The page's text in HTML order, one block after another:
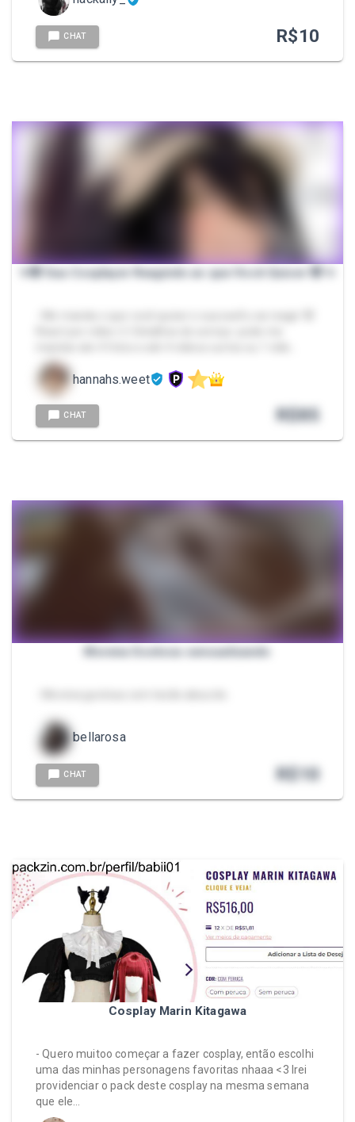
CHAT R$10
✨️😻 Sua Cosplayer Reagindo ao que Você Quiser 😻 ✨️
hannahs.weet
CHAT R$85
Morena Gostosa sensualizando
bellarosa
CHAT R$10
Cosplay Marin Kitagawa
- Quero muitoo começar a fazer cosplay, então escolhi
uma das minhas personagens favoritas nhaaa <3 Irei
providenciar o pack deste cosplay na mesma semana
que ele…